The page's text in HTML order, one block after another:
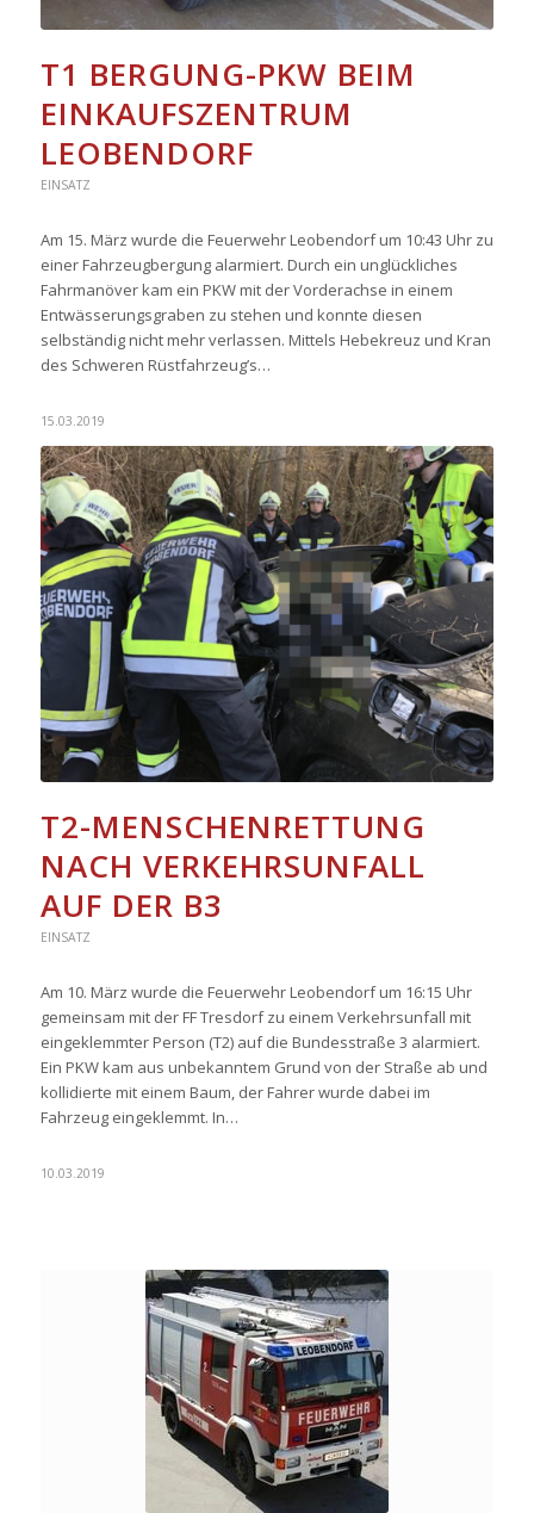
T1 BERGUNG-PKW BEIM
EINKAUFSZENTRUM
LEOBENDORF
EINSATZ
Am 15. März wurde die Feuerwehr Leobendorf um 10:43 Uhr zu
einer Fahrzeugbergung alarmiert. Durch ein unglückliches
Fahrmanöver kam ein PKW mit der Vorderachse in einem
Entwässerungsgraben zu stehen und konnte diesen
selbständig nicht mehr verlassen. Mittels Hebekreuz und Kran
des Schweren Rüstfahrzeug’s…
15.03.2019
T2-MENSCHENRETTUNG
NACH VERKEHRSUNFALL
AUF DER B3
EINSATZ
Am 10. März wurde die Feuerwehr Leobendorf um 16:15 Uhr
gemeinsam mit der FF Tresdorf zu einem Verkehrsunfall mit
eingeklemmter Person (T2) auf die Bundesstraße 3 alarmiert.
Ein PKW kam aus unbekanntem Grund von der Straße ab und
kollidierte mit einem Baum, der Fahrer wurde dabei im
Fahrzeug eingeklemmt. In…
10.03.2019